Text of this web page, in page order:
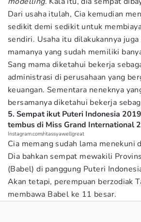
Dari usaha itulah, Cia kemudian
sedikit demi sedikit untuk
sendiri. Usaha itu dilakukannya
mamanya yang sudah memiliki
Sang mama diketahui bekerja
administrasi di perusahaan yang
keuangan. Sementara neneknya
bersamanya diketahui bekerja
5. Sempat ikut Puteri Indonesia
tembus di Miss Grand International
Instagram.com/ritassyawellgreat
Cia memang sudah lama menekuni
Dia bahkan sempat mewakili
(Babel) di panggung Puteri
Akan tetapi, perempuan berzodiak
membawa Babel ke 11 besar.